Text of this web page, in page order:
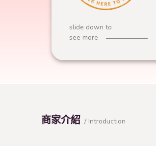
slide down to
see more
商家介紹 / Introduction